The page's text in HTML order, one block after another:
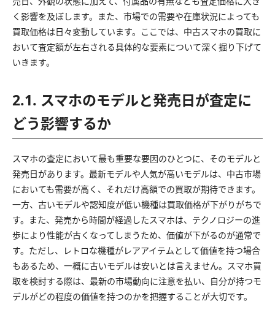
く影響を及ぼします。また、市場での需要や在庫状況によっても
買取価格は日々変動しています。ここでは、中古スマホの買取に
おいて査定額が左右される具体的な要素について深く掘り下げて
いきます。
2.1. スマホのモデルと発売日が査定に
どう影響するか
スマホの査定において最も重要な要因のひとつに、そのモデルと
発売日があります。最新モデルや人気が高いモデルは、中古市場
においても需要が高く、それだけ高額での買取が期待できます。
一方、古いモデルや認知度が低い機種は買取価格が下がりがちで
す。また、発売から時間が経過したスマホは、テクノロジーの進
歩により性能が古くなってしまうため、価値が下がるのが通常で
す。ただし、レトロな機種がレアアイテムとして価値を持つ場合
もあるため、一概に古いモデルは安いとは言えません。スマホ買
取を検討する際は、最新の市場動向に注意を払い、自分が持つモ
デルがどの程度の価値を持つのかを把握することが大切です。